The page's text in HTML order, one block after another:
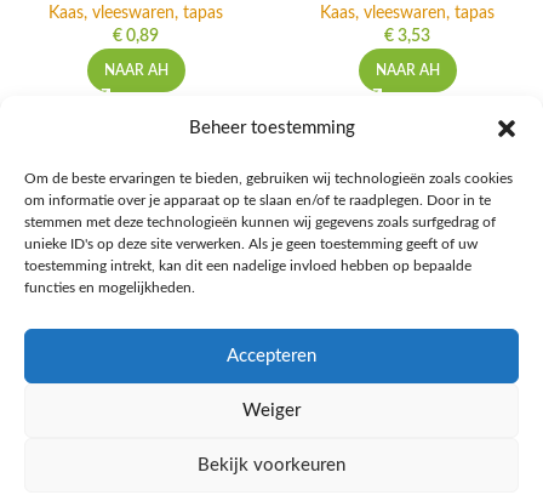
Beheer toestemming
Om de beste ervaringen te bieden, gebruiken wij technologieën zoals cookies
om informatie over je apparaat op te slaan en/of te raadplegen. Door in te
stemmen met deze technologieën kunnen wij gegevens zoals surfgedrag of
unieke ID's op deze site verwerken. Als je geen toestemming geeft of uw
toestemming intrekt, kan dit een nadelige invloed hebben op bepaalde
functies en mogelijkheden.
Accepteren
Weiger
Bekijk voorkeuren
Kaas, vleeswaren, tapas
€ 0,89
NAAR AH
Kaas, vleeswaren, tapas
€ 3,53
NAAR AH
Ontdek de beste keto-vriendelijke keuzes van Albert Heijn, verrijk je
kennis met onze diepgaande blogs over het keto-dieet, en deel jouw
favoriete keto recepten in onze bruisende online gemeenschap!
Ketomaaltijd.nl 2025